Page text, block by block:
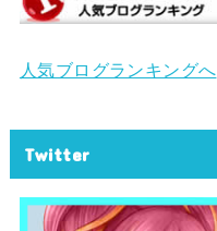
人気ブログランキングへ
Twitter